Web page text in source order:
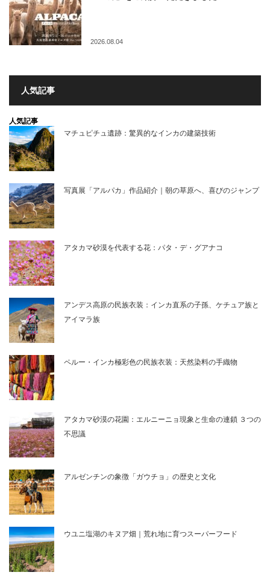
2026.08.04
人気記事
人気記事
マチュピチュ遺跡：驚異的なインカの建築技術
写真展「アルパカ」作品紹介｜朝の草原へ、喜びのジャンプ
アタカマ砂漠を代表する花：パタ・デ・グアナコ
アンデス高原の民族衣装：インカ直系の子孫、ケチュア族と
アイマラ族
ペルー・インカ極彩色の民族衣装：天然染料の手織物
アタカマ砂漠の花園：エルニーニョ現象と生命の連鎖 ３つの
不思議
アルゼンチンの象徴「ガウチョ」の歴史と文化
ウユニ塩湖のキヌア畑｜荒れ地に育つスーパーフード